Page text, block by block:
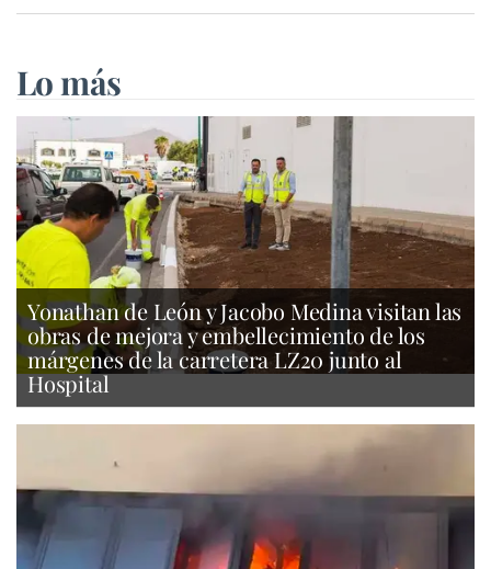
Lo más
Yonathan de León y Jacobo Medina visitan las
obras de mejora y embellecimiento de los
márgenes de la carretera LZ20 junto al
Hospital